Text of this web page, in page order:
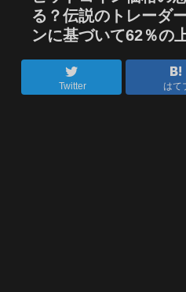
る？伝説のトレーダ
ンに基づいて62％の
Twitter はて